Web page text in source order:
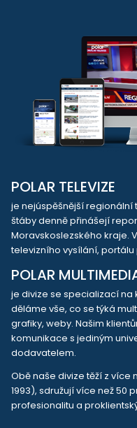
POLAR TELEVIZE
je nejúspěšnější regionální
štáby denně přinášejí
Moravskoslezského kraje.
televizního vysílání,
POLAR
je divize se specializací
děláme vše, co se týká
grafiky, weby. Našim
komunikace s jediným
dodavatelem.
Obě naše divize těží z více
1993), sdružují více než 50
profesionalitu a